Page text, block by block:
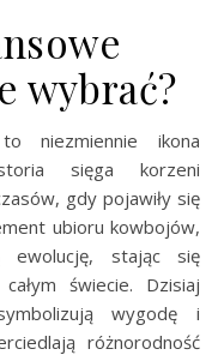
wybrać?
niezmiennie ikona
sięga korzeni
gdy pojawiły się
ubioru kowbojów,
ewolucję, stając się
świecie. Dzisiaj
wygodę i
różnorodność